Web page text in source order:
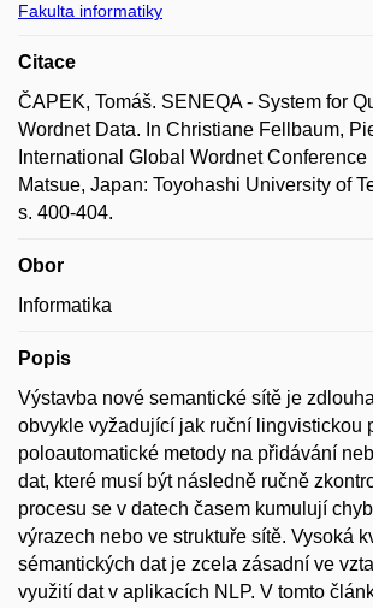
Fakulta informatiky
Citace
ČAPEK, Tomáš. SENEQA - System for
Wordnet Data. In Christiane Fellbaum,
International Global Wordnet
Matsue, Japan: Toyohashi University of
s. 400-404.
Obor
Informatika
Popis
Výstavba nové semantické sítě je
obvykle vyžadující jak ruční lingvistickou
poloautomatické metody na přidávání
dat, které musí být následně ručně
procesu se v datech časem kumulují
výrazech nebo ve struktuře sítě. Vysoká
sémantických dat je zcela zásadní ve
využití dat v aplikacích NLP. V tomto